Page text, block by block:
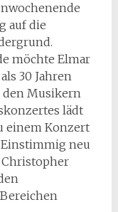
auf die
möchte Elmar
30 Jahren
Musikern
lädt
einem Konzert
neu
Christopher